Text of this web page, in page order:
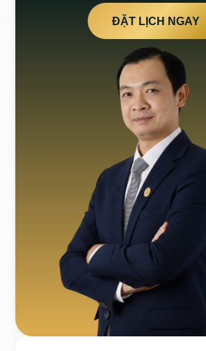
ĐẶT LỊCH NGAY